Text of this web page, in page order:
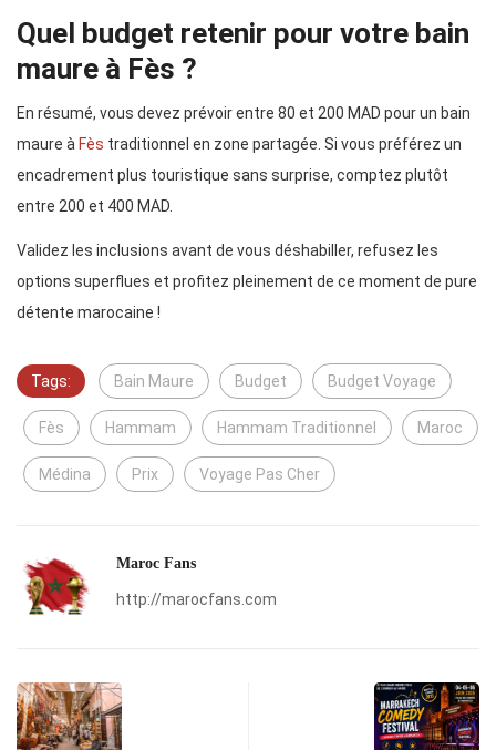
Quel budget retenir pour votre bain
maure à Fès ?
En résumé, vous devez prévoir entre 80 et 200 MAD pour un bain
maure à Fès traditionnel en zone partagée. Si vous préférez un
encadrement plus touristique sans surprise, comptez plutôt
entre 200 et 400 MAD.
Validez les inclusions avant de vous déshabiller, refusez les
options superflues et profitez pleinement de ce moment de pure
détente marocaine !
Tags: Bain Maure Budget Budget Voyage
Fès Hammam Hammam Traditionnel Maroc
Médina Prix Voyage Pas Cher
Maroc Fans
http://marocfans.com